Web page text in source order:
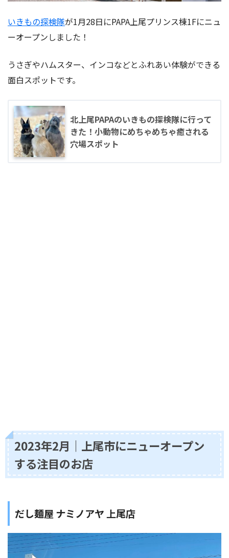
いきもの探検隊が1月28日にPAPA上尾プリンス棟1Fにニュ
ーオープンしました！
うさぎやハムスター、インコなどとふれあい体験ができる
面白スポットです。
北上尾PAPAのいきもの探検隊に行って
きた！小動物にめちゃめちゃ癒される
穴場スポット
2023年2月｜上尾市にニューオープン
する注目のお店
だし麺屋 ナミノアヤ 上尾店